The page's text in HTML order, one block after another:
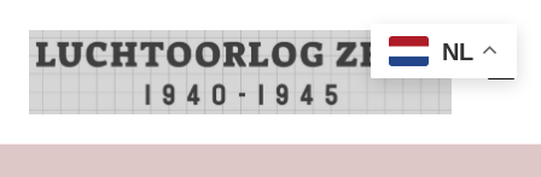
things
air
NL